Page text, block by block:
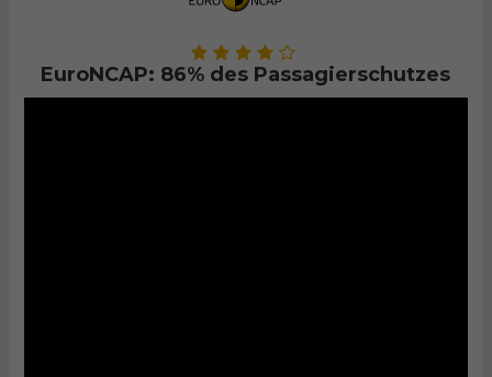
EuroNCAP: 86% des Passagierschutzes